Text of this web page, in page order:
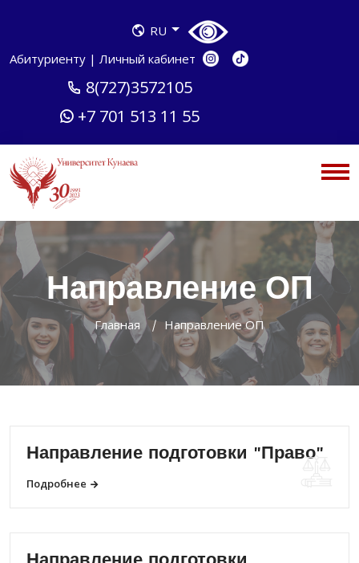
RU
Абитуриенту | Личный кабинет
8(727)3572105
+7 701 513 11 55
Направление ОП
Главная Направление ОП
Направление подготовки "Право"
Подробнее